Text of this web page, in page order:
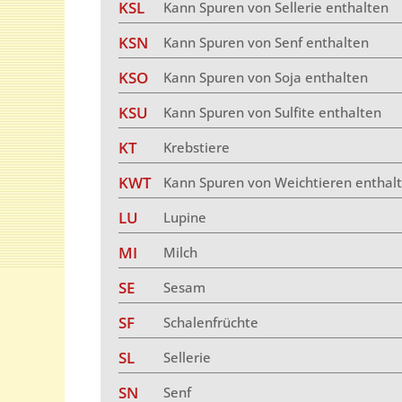
KSL Kann Spuren von Sellerie enthalten
KSN Kann Spuren von Senf enthalten
KSO Kann Spuren von Soja enthalten
KSU Kann Spuren von Sulfite enthalten
KT Krebstiere
KWT Kann Spuren von Weichtieren
LU Lupine
MI Milch
SE Sesam
SF Schalenfrüchte
SL Sellerie
SN Senf